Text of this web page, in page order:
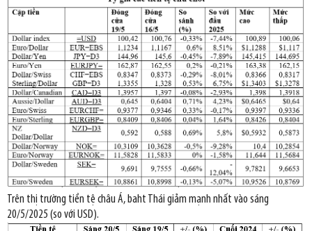
Trên thị trường tiền tệ châu Á, baht Thái giảm mạnh nhất vào sáng
20/5/2025 (so với USD).